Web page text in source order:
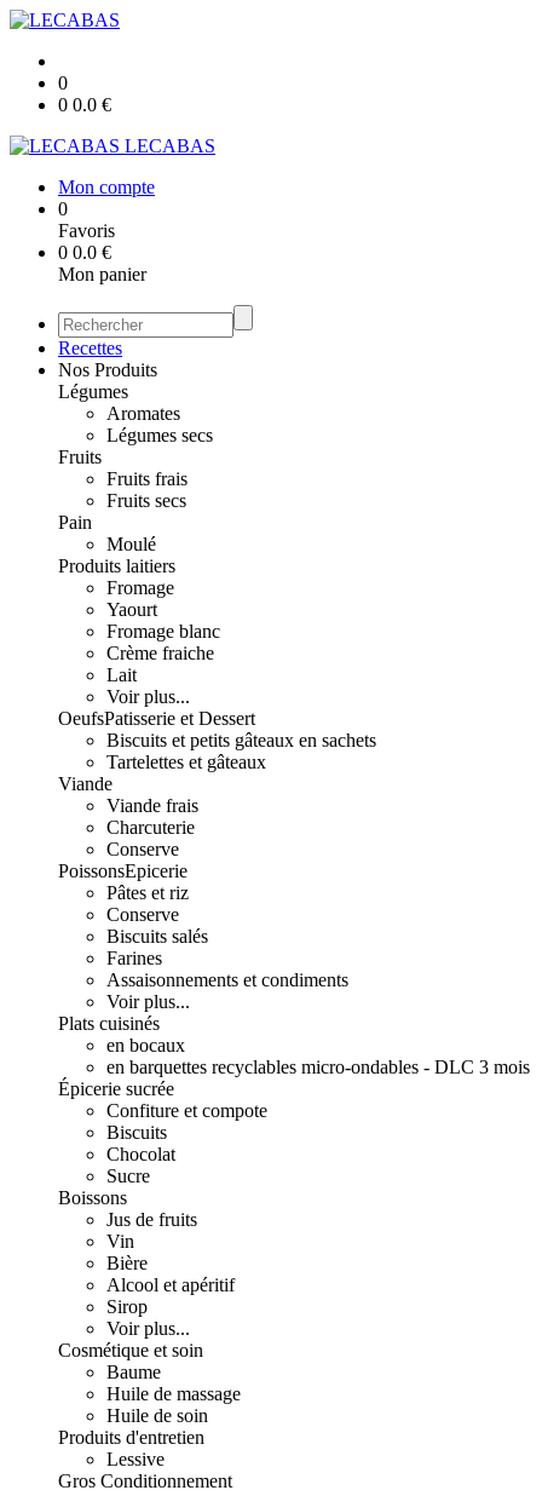
0
0 0.0 €
LECABAS
Mon compte
0
Favoris
0 0.0 €
Mon panier
Recettes
Nos Produits
Légumes
Aromates
Légumes secs
Fruits
Fruits frais
Fruits secs
Pain
Moulé
Produits laitiers
Fromage
Yaourt
Fromage blanc
Crème fraiche
Lait
Voir plus...
OeufsPatisserie et Dessert
Biscuits et petits gâteaux en sachets
Tartelettes et gâteaux
Viande
Viande frais
Charcuterie
Conserve
PoissonsEpicerie
Pâtes et riz
Conserve
Biscuits salés
Farines
Assaisonnements et condiments
Voir plus...
Plats cuisinés
en bocaux
en barquettes recyclables micro-ondables - DLC 3 mois
Épicerie sucrée
Confiture et compote
Biscuits
Chocolat
Sucre
Boissons
Jus de fruits
Vin
Bière
Alcool et apéritif
Sirop
Voir plus...
Cosmétique et soin
Baume
Huile de massage
Huile de soin
Produits d'entretien
Lessive
Gros Conditionnement